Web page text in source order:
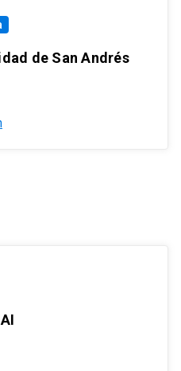
de San Andrés